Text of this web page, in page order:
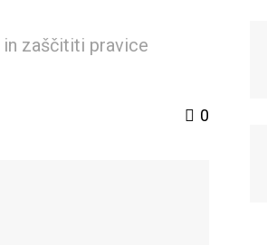
zaščititi pravice
0